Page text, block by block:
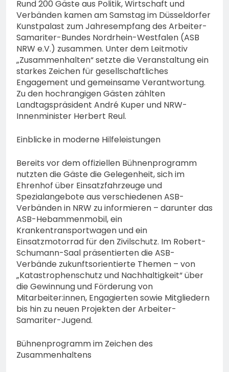
bestohlen: Zeugen
gesucht!; Mercedes
angedotzt: Hinweise
erbeten und Wer hat den
Fahrraddieb gesehen?
5. August 2026
Rund 200 Gäste aus Politik, Wirtschaft und
Verbänden kamen am Samstag im Düsseldorfer
Kunstpalast zum Jahresempfang des Arbeiter-
Samariter-Bundes Nordrhein-Westfalen (ASB
NRW e.V.) zusammen. Unter dem Leitmotiv
„Zusammenhalten“ setzte die Veranstaltung ein
starkes Zeichen für gesellschaftliches
Engagement und gemeinsame Verantwortung.
Zu den hochrangigen Gästen zählten
Landtagspräsident André Kuper und NRW-
Innenminister Herbert Reul.
Einblicke in moderne Hilfeleistungen
Bereits vor dem offiziellen Bühnenprogramm
nutzten die Gäste die Gelegenheit, sich im
Ehrenhof über Einsatzfahrzeuge und
Spezialangebote aus verschiedenen ASB-
Verbänden in NRW zu informieren – darunter das
ASB-Hebammenmobil, ein
Krankentransportwagen und ein
Einsatzmotorrad für den Zivilschutz. Im Robert-
Schumann-Saal präsentierten die ASB-
Verbände zukunftsorientierte Themen – von
„Katastrophenschutz und Nachhaltigkeit“ über
die Gewinnung und Förderung von
Mitarbeiter:innen, Engagierten sowie Mitgliedern
bis hin zu neuen Projekten der Arbeiter-
Samariter-Jugend.
Bühnenprogramm im Zeichen des
Zusammenhaltens